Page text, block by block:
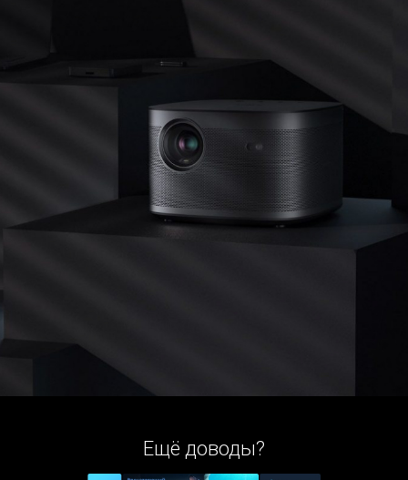
Ещё доводы?